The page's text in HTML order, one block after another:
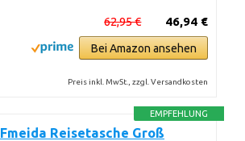
46,94 €
62,95 €
Bei Amazon ansehen
Preis inkl. MwSt., zzgl. Versandkosten
EMPFEHLUNG
Fmeida Reisetasche Groß